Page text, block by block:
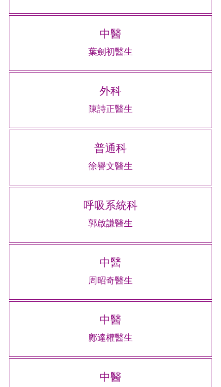
中醫
葉劍初醫生
外科
陳詩正醫生
普通科
徐譽文醫生
呼吸系統科
郭啟謙醫生
中醫
周昭奇醫生
中醫
鄺達權醫生
中醫